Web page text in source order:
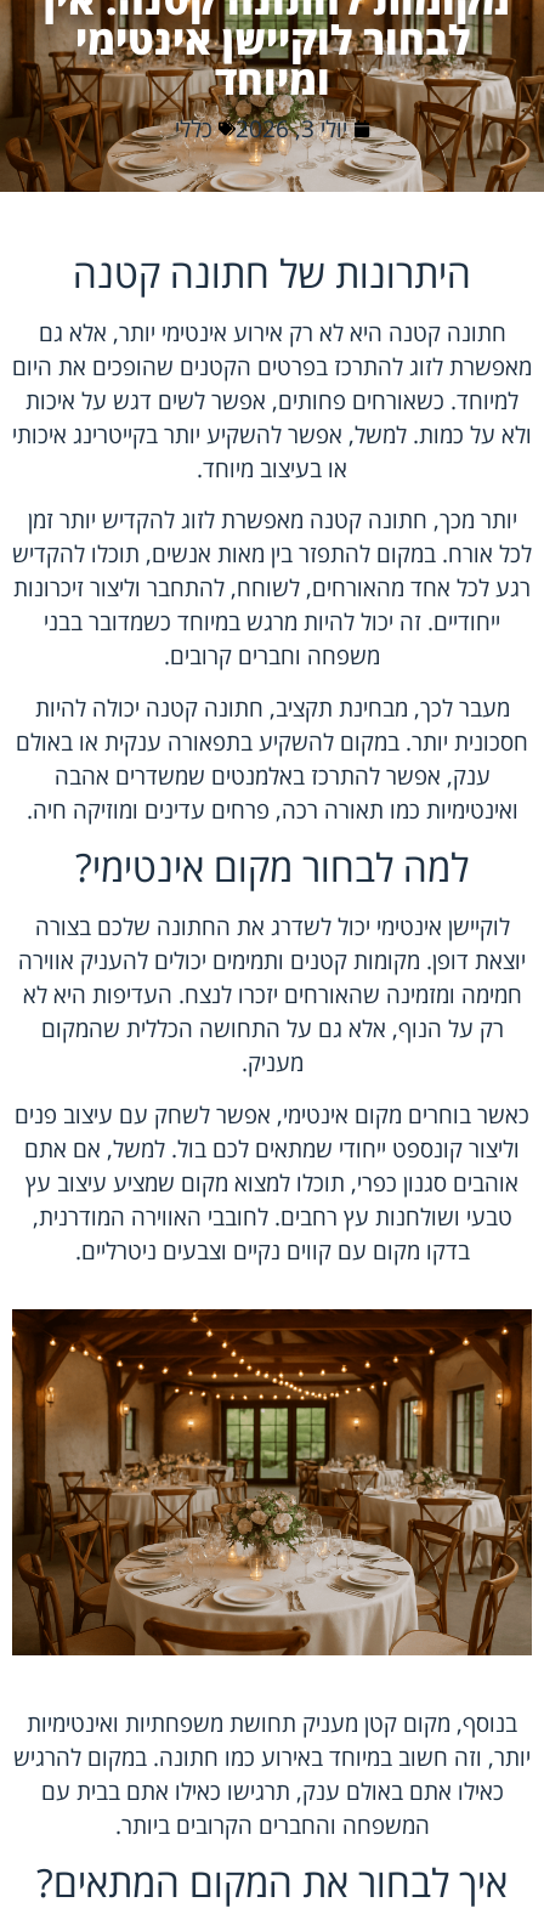
לבחור לוקיישן אינטימי
ומיוחד
יולי 3, 2026 כללי
היתרונות של חתונה קטנה
חתונה קטנה היא לא רק אירוע אינטימי יותר, אלא גם
מאפשרת לזוג להתרכז בפרטים הקטנים שהופכים את היום
למיוחד. כשאורחים פחותים, אפשר לשים דגש על איכות
ולא על כמות. למשל, אפשר להשקיע יותר בקייטרינג איכותי
או בעיצוב מיוחד.
יותר מכך, חתונה קטנה מאפשרת לזוג להקדיש יותר זמן
לכל אורח. במקום להתפזר בין מאות אנשים, תוכלו להקדיש
רגע לכל אחד מהאורחים, לשוחח, להתחבר וליצור זיכרונות
ייחודיים. זה יכול להיות מרגש במיוחד כשמדובר בבני
משפחה וחברים קרובים.
מעבר לכך, מבחינת תקציב, חתונה קטנה יכולה להיות
חסכונית יותר. במקום להשקיע בתפאורה ענקית או באולם
ענק, אפשר להתרכז באלמנטים שמשדרים אהבה
ואינטימיות כמו תאורה רכה, פרחים עדינים ומוזיקה חיה.
למה לבחור מקום אינטימי?
לוקיישן אינטימי יכול לשדרג את החתונה שלכם בצורה
יוצאת דופן. מקומות קטנים ותמימים יכולים להעניק אווירה
חמימה ומזמינה שהאורחים יזכרו לנצח. העדיפות היא לא
רק על הנוף, אלא גם על התחושה הכללית שהמקום
מעניק.
כאשר בוחרים מקום אינטימי, אפשר לשחק עם עיצוב פנים
וליצור קונספט ייחודי שמתאים לכם בול. למשל, אם אתם
אוהבים סגנון כפרי, תוכלו למצוא מקום שמציע עיצוב עץ
טבעי ושולחנות עץ רחבים. לחובבי האווירה המודרנית,
בדקו מקום עם קווים נקיים וצבעים ניטרליים.
בנוסף, מקום קטן מעניק תחושת משפחתיות ואינטימיות
יותר, וזה חשוב במיוחד באירוע כמו חתונה. במקום להרגיש
כאילו אתם באולם ענק, תרגישו כאילו אתם בבית עם
המשפחה והחברים הקרובים ביותר.
איך לבחור את המקום המתאים?